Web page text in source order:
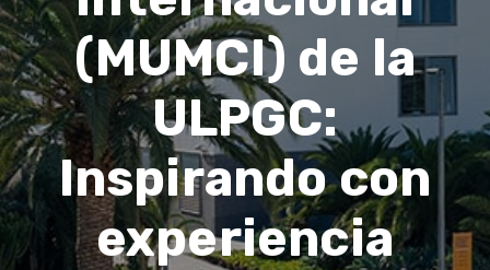
(MUMCI) de la
ULPGC:
Inspirando con
experiencia